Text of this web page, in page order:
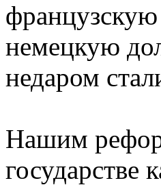
немецкую
недаром
Нашим